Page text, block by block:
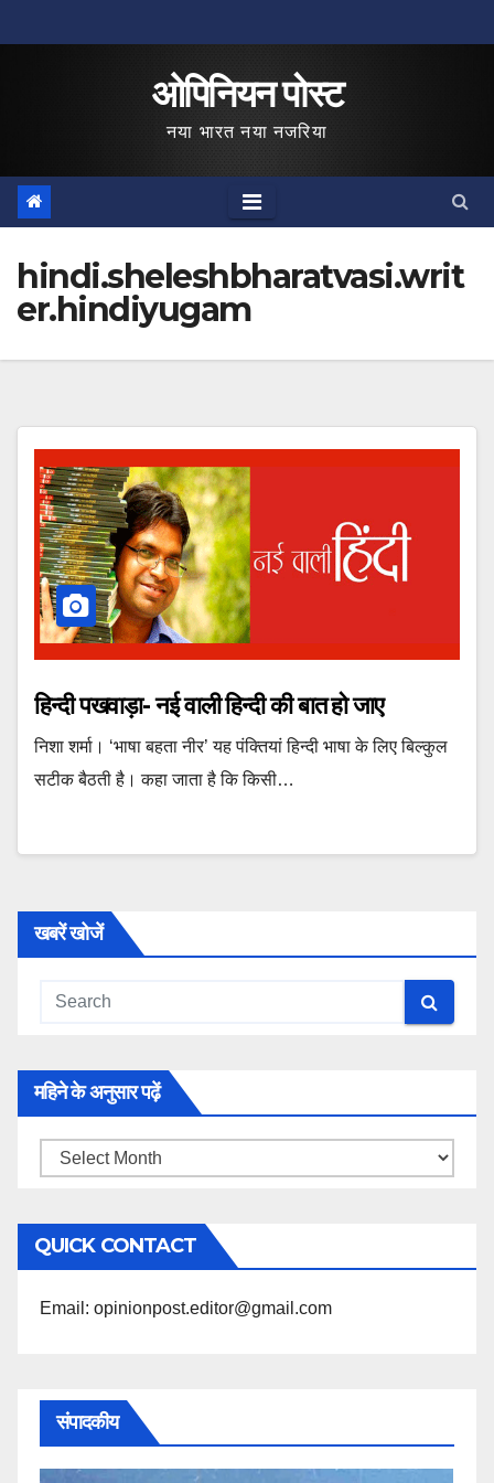
to
ओपिनियन पोस्ट
नया भारत नया नजरिया
hindi.sheleshbharatvasi.writ
er.hindiyugam
हिन्दी पखवाड़ा- नई वाली हिन्दी की बात हो जाए
निशा शर्मा। ‘भाषा बहता नीर’ यह पंक्तियां हिन्दी भाषा के लिए बिल्कुल
सटीक बैठती है। कहा जाता है कि किसी…
खबरें खोजें
महिने के अनुसार पढ़ें
महिने
अनुसार
पढ़ें
QUICK CONTACT
Email: opinionpost.editor@gmail.com
संपादकीय